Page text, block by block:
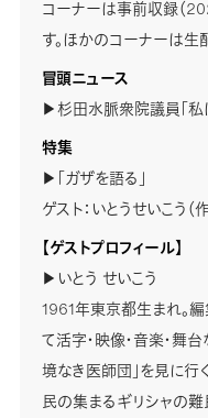
コーナーは事前収録（
す。ほかのコーナーは生
冒頭ニュース
▶杉田水脈衆院議員「私
特集
▶「ガザを語る」
ゲスト：いとうせいこう（
【ゲストプロフィール】
▶いとう せいこう
1961年東京都生まれ。編
て活字・映像・音楽・舞
境なき医師団」を見に行
民の集まるギリシャの難